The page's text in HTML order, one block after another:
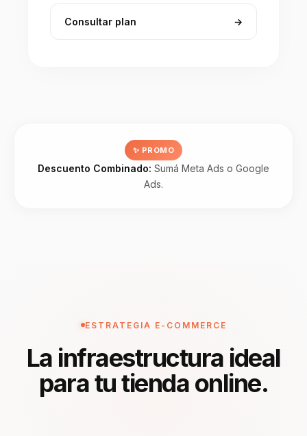
Consultar plan →
✨ PROMO
Descuento Combinado: Sumá Meta Ads o Google
Ads.
ESTRATEGIA E-COMMERCE
La infraestructura ideal
para tu tienda online.